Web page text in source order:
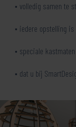
• volledig samen te
• iedere opstelling
• speciale
• dat u bij